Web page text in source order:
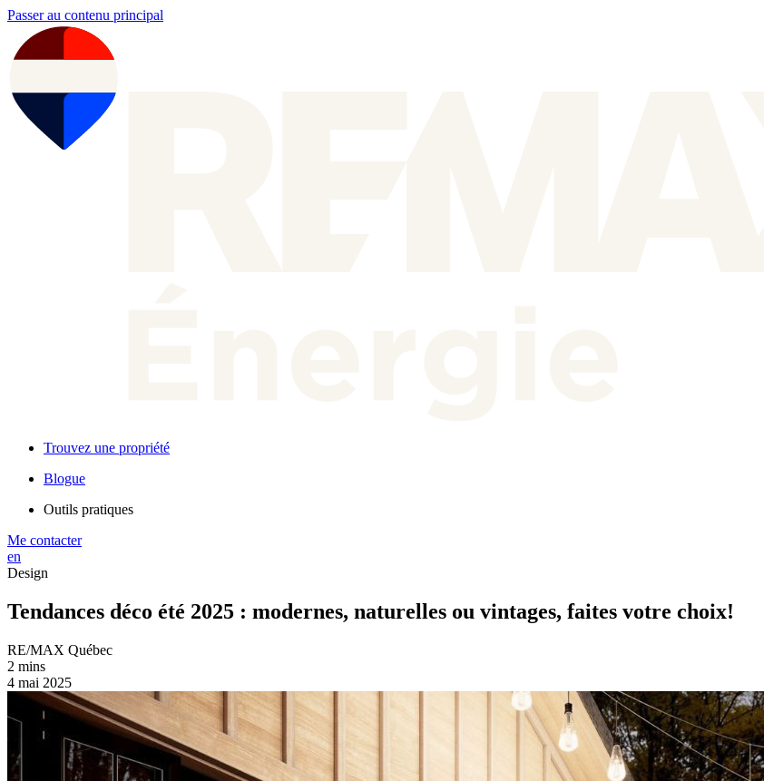
Passer au contenu principal
Trouvez une propriété
Blogue
Outils pratiques
Me contacter
en
Design
Tendances déco été 2025 : modernes, naturelles ou vintages, faites votre choix!
RE/MAX Québec
2 mins
4 mai 2025